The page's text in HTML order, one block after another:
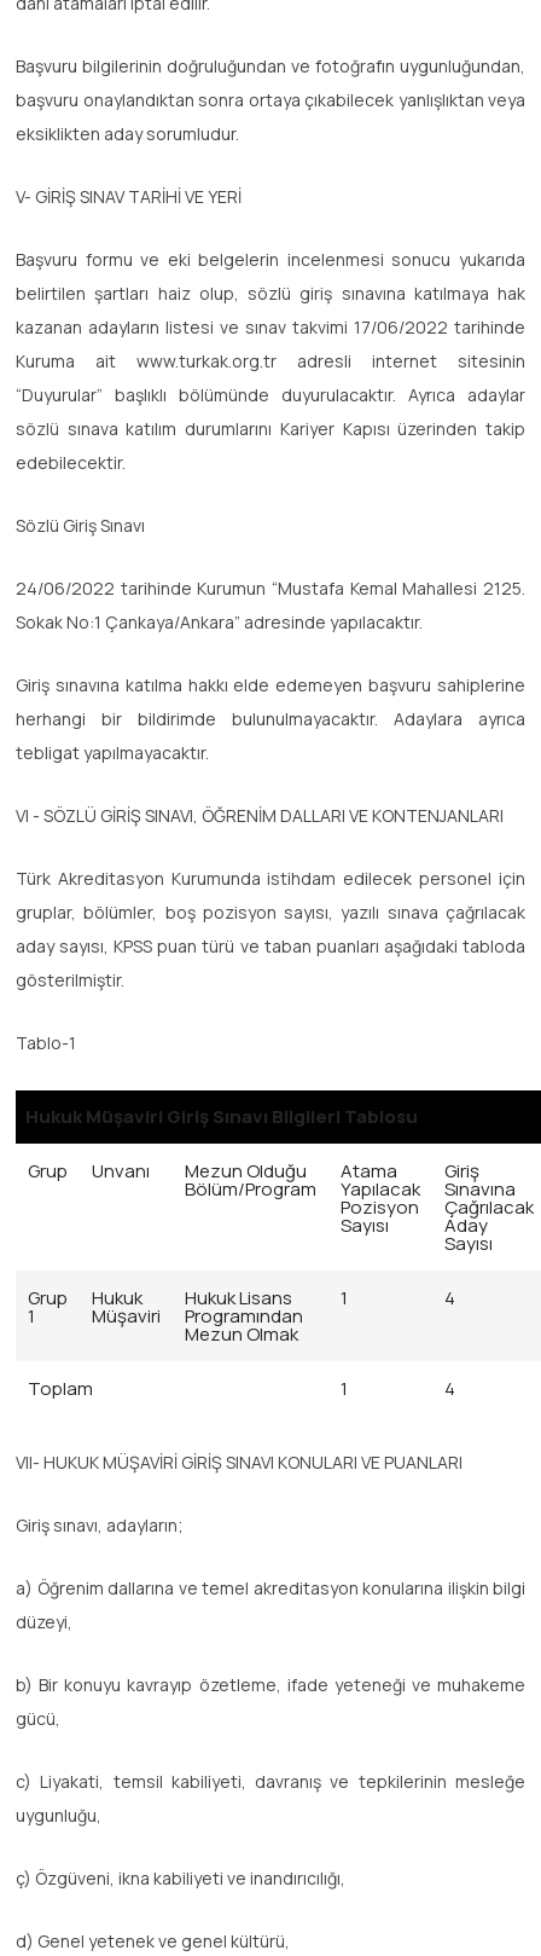
Başvuru bilgilerinin doğruluğundan ve fotoğrafın uygunluğundan,
başvuru onaylandıktan sonra ortaya çıkabilecek yanlışlıktan veya
eksiklikten aday sorumludur.
V- GİRİŞ SINAV TARİHİ VE YERİ
Başvuru formu ve eki belgelerin incelenmesi sonucu yukarıda
belirtilen şartları haiz olup, sözlü giriş sınavına katılmaya hak
kazanan adayların listesi ve sınav takvimi 17/06/2022 tarihinde
Kuruma ait www.turkak.org.tr adresli internet sitesinin
“Duyurular” başlıklı bölümünde duyurulacaktır. Ayrıca adaylar
sözlü sınava katılım durumlarını Kariyer Kapısı üzerinden takip
edebilecektir.
Sözlü Giriş Sınavı
24/06/2022 tarihinde Kurumun “Mustafa Kemal Mahallesi 2125.
Sokak No:1 Çankaya/Ankara” adresinde yapılacaktır.
Giriş sınavına katılma hakkı elde edemeyen başvuru sahiplerine
herhangi bir bildirimde bulunulmayacaktır. Adaylara ayrıca
tebligat yapılmayacaktır.
VI - SÖZLÜ GİRİŞ SINAVI, ÖĞRENİM DALLARI VE KONTENJANLARI
Türk Akreditasyon Kurumunda istihdam edilecek personel için
gruplar, bölümler, boş pozisyon sayısı, yazılı sınava çağrılacak
aday sayısı, KPSS puan türü ve taban puanları aşağıdaki tabloda
gösterilmiştir.
Tablo-1
Hukuk Müşaviri Giriş Sınavı Bilgileri Tablosu
Grup Unvanı Mezun Olduğu
Bölüm/Program
Atama
Yapılacak
Pozisyon
Sayısı
Giriş
Sınavına
Çağrılacak
Aday
Sayısı
Grup
1
Hukuk
Müşaviri
Hukuk Lisans
Programından
Mezun Olmak
1 4
Toplam 1 4
VII- HUKUK MÜŞAVİRİ GİRİŞ SINAVI KONULARI VE PUANLARI
Giriş sınavı, adayların;
a) Öğrenim dallarına ve temel akreditasyon konularına ilişkin bilgi
düzeyi,
b) Bir konuyu kavrayıp özetleme, ifade yeteneği ve muhakeme
gücü,
c) Liyakati, temsil kabiliyeti, davranış ve tepkilerinin mesleğe
uygunluğu,
ç) Özgüveni, ikna kabiliyeti ve inandırıcılığı,
d) Genel yetenek ve genel kültürü,